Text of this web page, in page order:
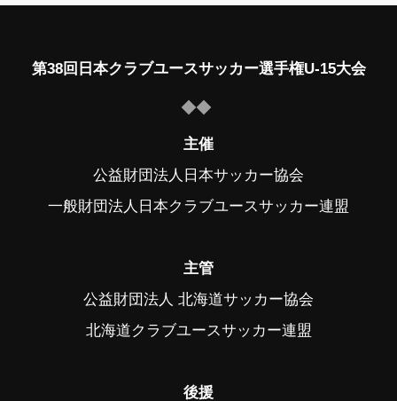
第38回日本クラブユースサッカー選手権U-15大会
主催
公益財団法人日本サッカー協会
一般財団法人日本クラブユースサッカー連盟
主管
公益財団法人 北海道サッカー協会
北海道クラブユースサッカー連盟
後援